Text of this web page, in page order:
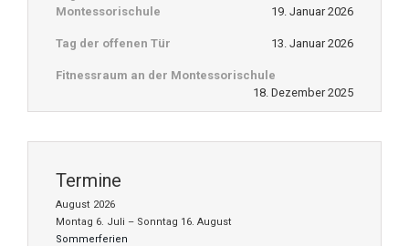
Montessorischule
19. Januar 2026
Tag der offenen Tür 13. Januar 2026
Fitnessraum an der Montessorischule
18. Dezember 2025
Termine
August 2026
Montag 6. Juli – Sonntag 16. August
Sommerferien